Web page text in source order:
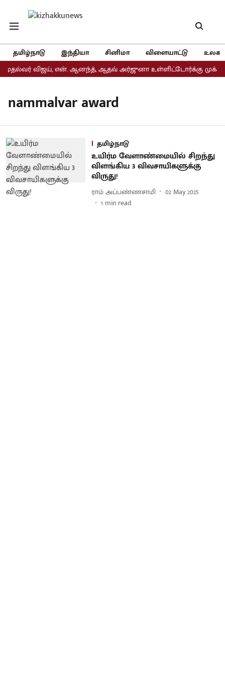
தமிழ்நாடு இந்தியா சினிமா விளையாட்டு
விஜய், என். ஆனந்த், ஆதவ் அர்ஜுனா உள்ளிட்டோர்க்கு முக்கிய
nammalvar award
தமிழ்நாடு
உயிர்ம வேளாண்மையில் சிறந்து
விளங்கிய 3 விவசாயிகளுக்கு
விருது!
ராம் அப்பண்ணசாமி
02 May 2025
1 min read